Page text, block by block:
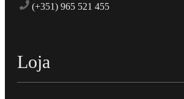
(+351) 965 521 455
Loja